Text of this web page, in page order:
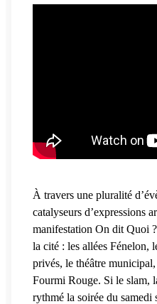
À travers une pluralité
catalyseurs d’expressions
manifestation On dit Quoi
la cité : les allées Fénelon,
privés, le théâtre
Fourmi Rouge. Si le slam,
rythmé la soirée du